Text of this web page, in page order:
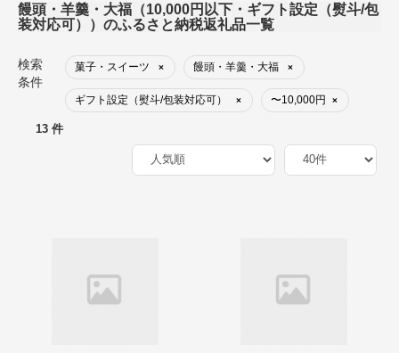
饅頭・羊羹・大福（10,000円以下・ギフト設定（熨斗/包
装対応可））のふるさと納税返礼品一覧
検索
条件
菓子・スイーツ × 饅頭・羊羹・大福 ×
ギフト設定（熨斗/包装対応可） × 〜10,000円 ×
13 件